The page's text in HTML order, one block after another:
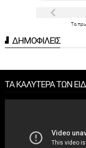
Τα
ΔΗΜΟΦΙΛΕΙΣ
ΤΑ ΚΑΛΥΤΕΡΑ ΤΩΝ